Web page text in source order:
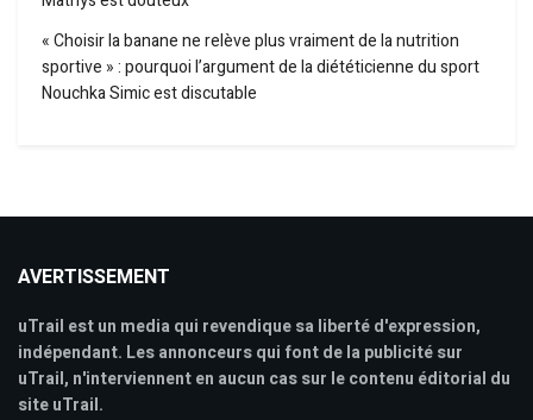
« Choisir la banane ne relève plus vraiment de la nutrition
sportive » : pourquoi l’argument de la diététicienne du sport
Nouchka Simic est discutable
AVERTISSEMENT
uTrail est un media qui revendique sa liberté d'expression,
indépendant. Les annonceurs qui font de la publicité sur
uTrail, n'interviennent en aucun cas sur le contenu éditorial du
site uTrail.